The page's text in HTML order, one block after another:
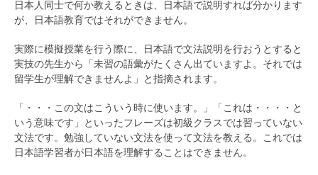
日本人同士で何か教えるときは、日本語で説明すれば分かります
が、日本語教育ではそれができません。
実際に模擬授業を行う際に、日本語で文法説明を行おうとすると
実技の先生から「未習の語彙がたくさん出ていますよ。それでは
留学生が理解できませんよ」と指摘されます。
「・・・この文はこういう時に使います。」「これは・・・・と
いう意味です」といったフレーズは初級クラスでは習っていない
文法です。勉強していない文法を使って文法を教える。これでは
日本語学習者が日本語を理解することはできません。